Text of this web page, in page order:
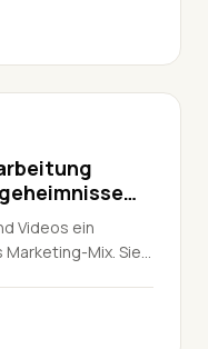
diesem Guide
Videos ein
Mix. Sie
professionelle